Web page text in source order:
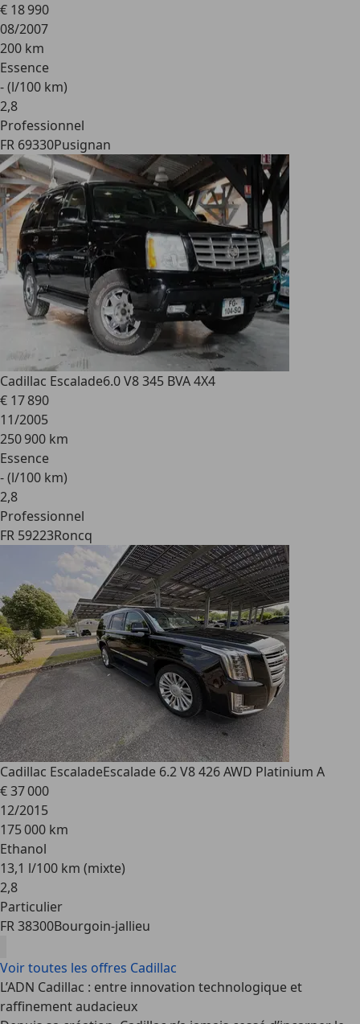
€ 18 990
08/2007
200 km
Essence
- (l/100 km)
2,8
Professionnel
FR 69330Pusignan
Cadillac Escalade6.0 V8 345 BVA 4X4
€ 17 890
11/2005
250 900 km
Essence
- (l/100 km)
2,8
Professionnel
FR 59223Roncq
Cadillac EscaladeEscalade 6.2 V8 426 AWD Platinium A
€ 37 000
12/2015
175 000 km
Ethanol
13,1 l/100 km (mixte)
2,8
Particulier
FR 38300Bourgoin-jallieu
Voir toutes les offres Cadillac
L’ADN Cadillac : entre innovation technologique et
raffinement audacieux